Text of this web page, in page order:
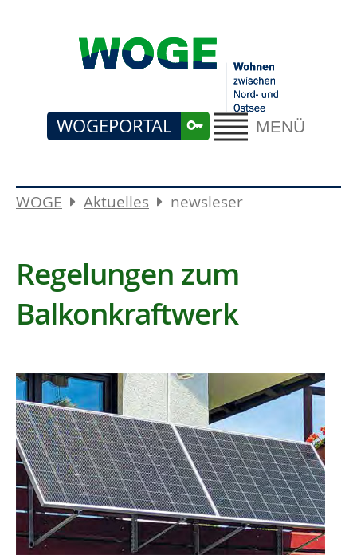
MENÜ
WOGEPORTAL
WOGE Aktuelles newsleser
Regelungen zum
Balkonkraftwerk